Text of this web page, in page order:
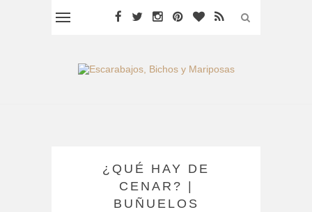
¿QUÉ HAY DE
CENAR? |
BUÑUELOS